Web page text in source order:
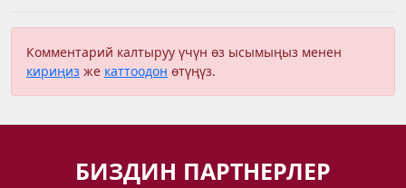
Комментарий калтыруу үчүн өз ысымыңыз менен
кириңиз же каттоодон өтүңүз.
БИЗДИН ПАРТНЕРЛЕР